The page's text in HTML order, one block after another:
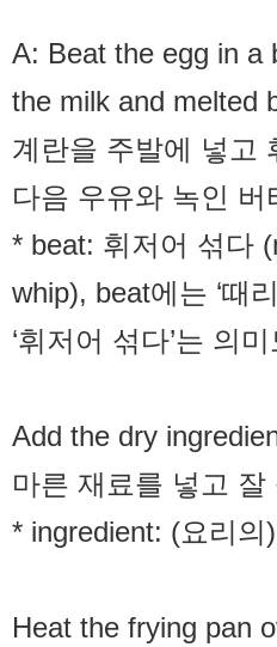
A: Beat the egg in a
the milk and melted
계란을 주발에 넣고
다음 우유와 녹인 버
* beat: 휘저어 섞다
whip), beat에는 ‘때
‘휘저어 섞다’는 의
Add the dry
마른 재료를 넣고 잘
* ingredient: (요리의
Heat the frying pan